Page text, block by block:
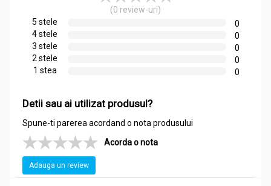
Contribuie la buna funcţionare a aparatului digestiv şi la
menţinerea sănătăţii ficatului
 Ajută la refacerea ţesutului cutanat
 Menţine/restabilește normalitatea intervalului
intermenstrual și a fluxului menstrual
Pentru ce se recomandă?
Gastrite şi ulcer gastro-duodenal
Dischinezii biliare
Enterocolită
Tulburări ale ciclului menstrual
Extern:
Inflamaţii ale mucoasei bucale
(0 review-uri)
5 stele
0
4 stele
0
3 stele
0
2 stele
0
1 stea
0
Detii sau ai utilizat produsul?
Spune-ti parerea acordand o nota produsului
Acorda o nota
Adauga un review